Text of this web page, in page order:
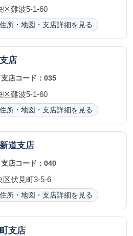
区難波5-1-60
住所・地図・支店詳細を見る
店
支店コード：035
区難波5-1-60
住所・地図・支店詳細を見る
道支店
支店コード：040
区伏見町3-5-6
住所・地図・支店詳細を見る
支店